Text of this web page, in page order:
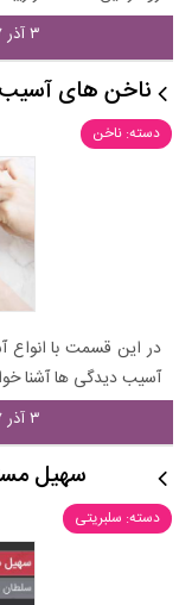
۳ آذر ۱۳۹۷ - ۱۲:۳۰
ناخن‌ های آسیب
دسته: ناخن
در این قسمت با
آسیب دیدگی ها آشنا
۳ آذر ۱۳۹۷ - ۱۰:۳۲
سهیل
دسته: سلبریتی